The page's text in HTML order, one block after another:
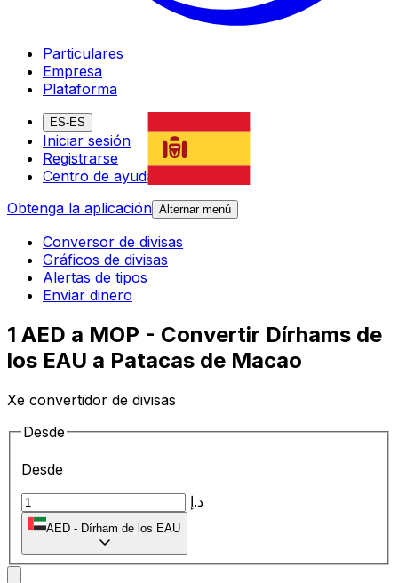
Particulares
Empresa
Plataforma
ES-ES
Iniciar sesión
Registrarse
Centro de ayuda
Obtenga la aplicación Alternar menú
Conversor de divisas
Gráficos de divisas
Alertas de tipos
Enviar dinero
1 AED a MOP - Convertir Dírhams de
los EAU a Patacas de Macao
Xe convertidor de divisas
Desde
Desde
د.إ
AED - Dírham de los EAU